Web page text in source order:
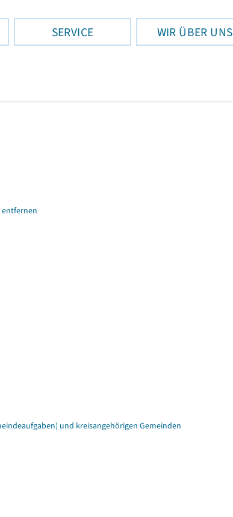
SERVICE WIR ÜBER UNS
entfernen
und kreisangehörigen Gemeinden